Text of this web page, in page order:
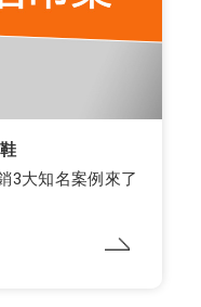
3大知名案例來了